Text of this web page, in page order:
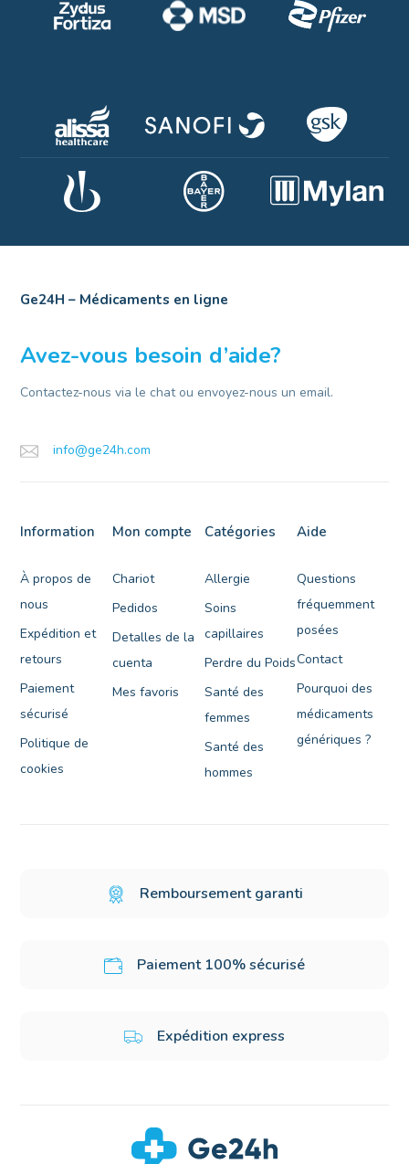
Ge24H – Médicaments en ligne
Avez-vous besoin d’aide?
Contactez-nous via le chat ou envoyez-nous un email.
info@ge24h.com
Information
À propos de
nous
Expédition et
retours
Paiement
sécurisé
Politique de
cookies
Mon compte
Chariot
Pedidos
Detalles de la
cuenta
Mes favoris
Catégories
Allergie
Soins
capillaires
Perdre du Poids
Santé des
femmes
Santé des
hommes
Aide
Questions
fréquemment
posées
Contact
Pourquoi des
médicaments
génériques ?
Remboursement garanti
Paiement 100% sécurisé
Expédition express